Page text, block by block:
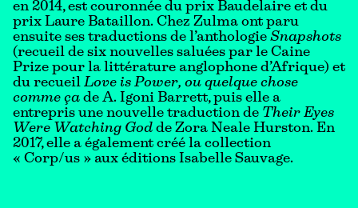
en 2014, est couronnée du prix Baudelaire et du
prix Laure Bataillon. Chez Zulma ont paru
ensuite ses traductions de l’anthologie Snapshots
(recueil de six nouvelles saluées par le Caine
Prize pour la littérature anglophone d’Afrique) et
du recueil Love is Power, ou quelque chose
comme ça de A. Igoni Barrett, puis elle a
entrepris une nouvelle traduction de Their Eyes
Were Watching God de Zora Neale Hurston. En
2017, elle a également créé la collection
« Corp/us » aux éditions Isabelle Sauvage.